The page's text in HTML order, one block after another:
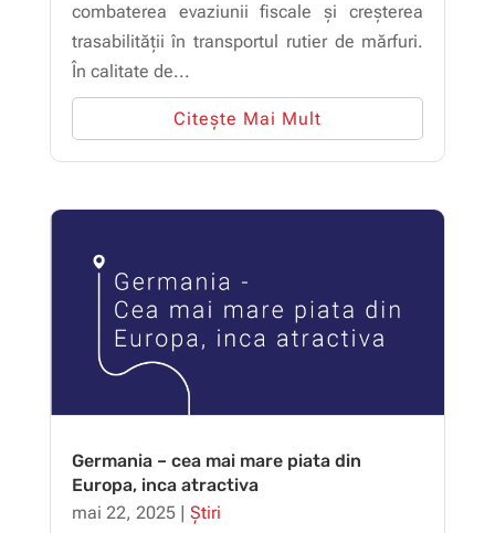
combaterea evaziunii fiscale și creșterea
trasabilității în transportul rutier de mărfuri.
În calitate de...
Citește Mai Mult
Germania – cea mai mare piata din
Europa, inca atractiva
mai 22, 2025| Știri